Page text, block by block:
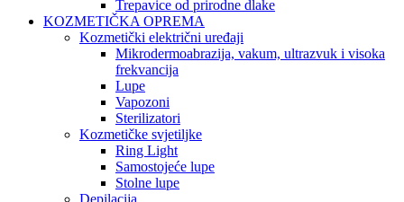
Trepavice od prirodne dlake
KOZMETIČKA OPREMA
Kozmetički električni uređaji
Mikrodermoabrazija, vakum, ultrazvuk i visoka
frekvancija
Lupe
Vapozoni
Sterilizatori
Kozmetičke svjetiljke
Ring Light
Samostojeće lupe
Stolne lupe
Depilacija